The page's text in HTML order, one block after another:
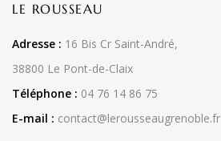
LE ROUSSEAU
Adresse : 16 Bis Cr Saint-André,
38800 Le Pont-de-Claix
Téléphone : 04 76 14 86 75
E-mail : contact@lerousseaugrenoble.fr